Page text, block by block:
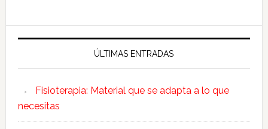
ÚLTIMAS ENTRADAS
Fisioterapia: Material que se adapta a lo que
necesitas